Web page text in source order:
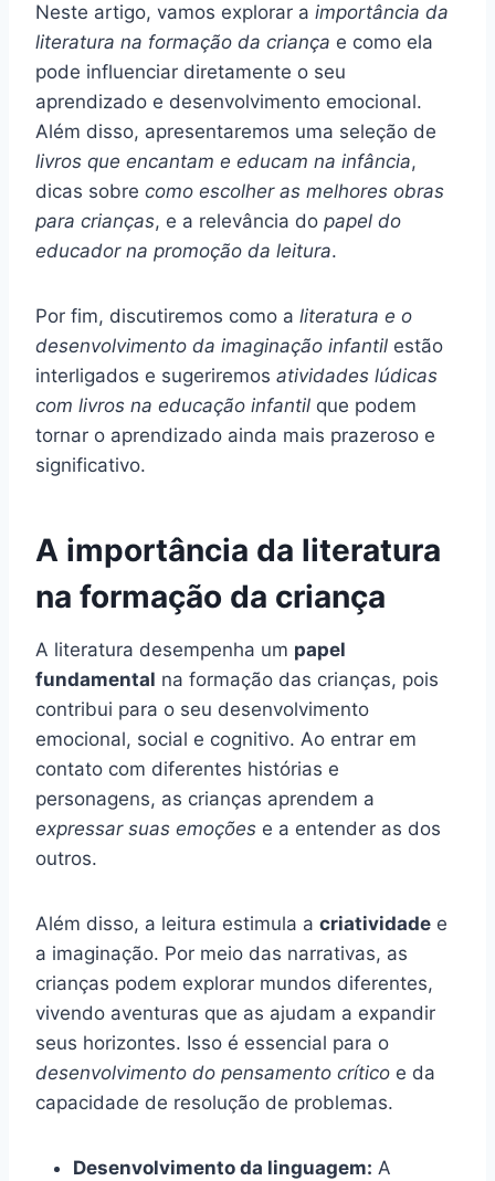
Neste artigo, vamos explorar a importância da
literatura na formação da criança e como ela
pode influenciar diretamente o seu
aprendizado e desenvolvimento emocional.
Além disso, apresentaremos uma seleção de
livros que encantam e educam na infância,
dicas sobre como escolher as melhores obras
para crianças, e a relevância do papel do
educador na promoção da leitura.
Por fim, discutiremos como a literatura e o
desenvolvimento da imaginação infantil estão
interligados e sugeriremos atividades lúdicas
com livros na educação infantil que podem
tornar o aprendizado ainda mais prazeroso e
significativo.
A importância da literatura
na formação da criança
A literatura desempenha um papel
fundamental na formação das crianças, pois
contribui para o seu desenvolvimento
emocional, social e cognitivo. Ao entrar em
contato com diferentes histórias e
personagens, as crianças aprendem a
expressar suas emoções e a entender as dos
outros.
Além disso, a leitura estimula a criatividade e
a imaginação. Por meio das narrativas, as
crianças podem explorar mundos diferentes,
vivendo aventuras que as ajudam a expandir
seus horizontes. Isso é essencial para o
desenvolvimento do pensamento crítico e da
capacidade de resolução de problemas.
Desenvolvimento da linguagem: A